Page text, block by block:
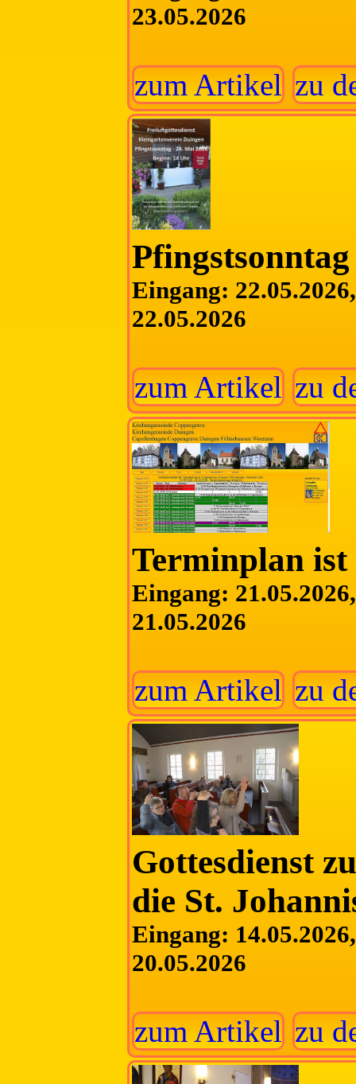
23.05.2026
zum Artikel zu
Eingang:
22.05.2026
zum Artikel zu
Terminplan
Eingang:
21.05.2026
zum Artikel zu
Gottesdienst
die St.
Eingang:
20.05.2026
zum Artikel zu